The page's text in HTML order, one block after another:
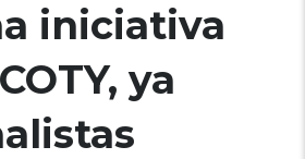
iniciativa
ya